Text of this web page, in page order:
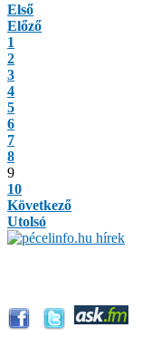
Első
Előző
1
2
3
4
5
6
7
8
9
10
Következő
Utolsó